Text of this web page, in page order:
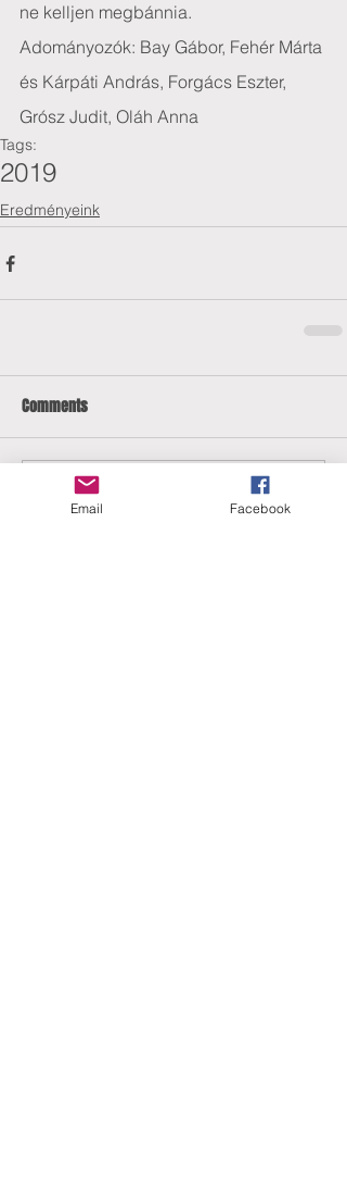
ne kelljen megbánnia.
Adományozók: Bay Gábor, Fehér Márta
és Kárpáti András, Forgács Eszter,
Grósz Judit, Oláh Anna
Tags:
2019
Eredményeink
Comments
Write a comment...
Email Facebook